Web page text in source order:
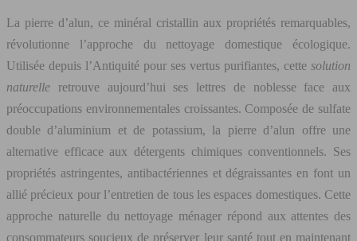
La pierre d’alun, ce minéral cristallin aux propriétés remarquables,
révolutionne l’approche du nettoyage domestique écologique.
Utilisée depuis l’Antiquité pour ses vertus purifiantes, cette solution
naturelle retrouve aujourd’hui ses lettres de noblesse face aux
préoccupations environnementales croissantes. Composée de sulfate
double d’aluminium et de potassium, la pierre d’alun offre une
alternative efficace aux détergents chimiques conventionnels. Ses
propriétés astringentes, antibactériennes et dégraissantes en font un
allié précieux pour l’entretien de tous les espaces domestiques. Cette
approche naturelle du nettoyage ménager répond aux attentes des
consommateurs soucieux de préserver leur santé tout en maintenant